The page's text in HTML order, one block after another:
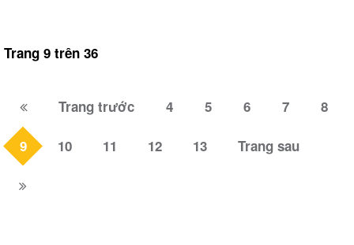
Trang 9 trên 36
Trang trước 4 5 6 7 8
9 10 11 12 13 Trang sau